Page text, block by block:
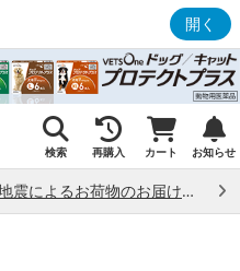
開く
検索 再購入 カート お知らせ
熊本県熊本地方で発生した地震によるお荷物のお届け状況について （7/28）